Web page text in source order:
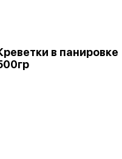
в панировке